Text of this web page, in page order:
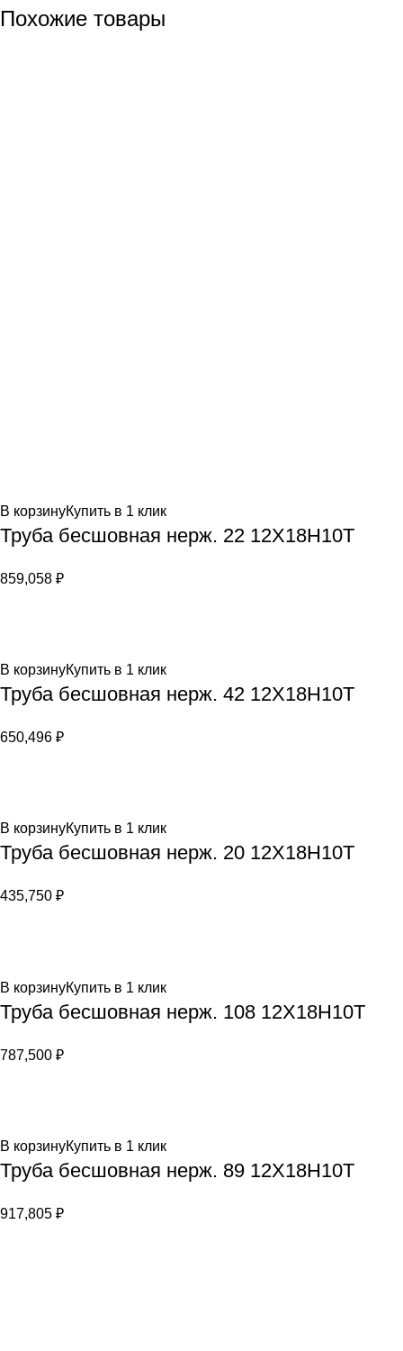
Похожие товары
В корзинуКупить в 1 клик
Труба бесшовная нерж. 22 12Х18Н10Т
859,058 ₽
В корзинуКупить в 1 клик
Труба бесшовная нерж. 42 12Х18Н10Т
650,496 ₽
В корзинуКупить в 1 клик
Труба бесшовная нерж. 20 12Х18Н10Т
435,750 ₽
В корзинуКупить в 1 клик
Труба бесшовная нерж. 108 12Х18Н10Т
787,500 ₽
В корзинуКупить в 1 клик
Труба бесшовная нерж. 89 12Х18Н10Т
917,805 ₽